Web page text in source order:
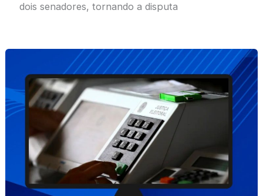
dois senadores, tornando a disputa